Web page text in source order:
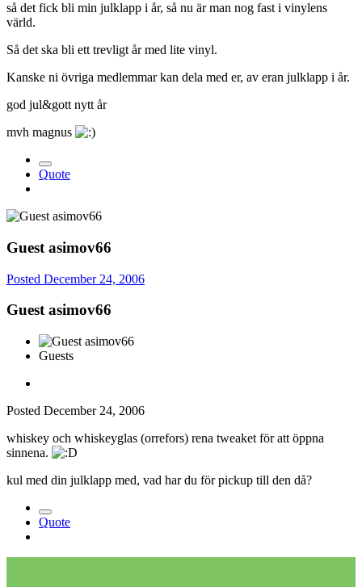
så det fick bli min julklapp i år, så nu är man nog fast i vinylens
värld.
Så det ska bli ett trevligt år med lite vinyl.
Kanske ni övriga medlemmar kan dela med er, av eran julklapp i år.
god jul&gott nytt år
mvh magnus
Quote
Guest asimov66
Posted December 24, 2006
Guest asimov66
Guests
Posted December 24, 2006
whiskey och whiskeyglas (orrefors) rena tweaket för att öppna
sinnena.
kul med din julklapp med, vad har du för pickup till den då?
Quote